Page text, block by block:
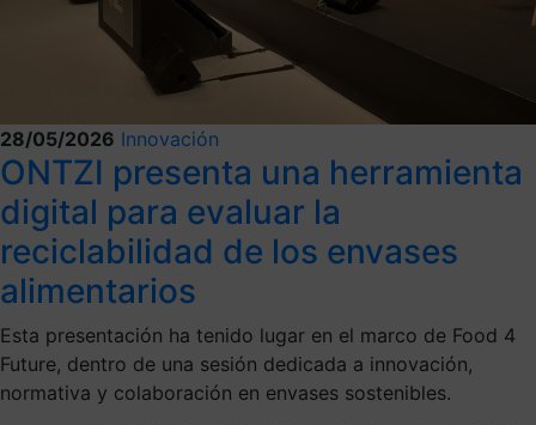
28/05/2026 Innovación
ONTZI presenta una herramienta
digital para evaluar la
reciclabilidad de los envases
alimentarios
Esta presentación ha tenido lugar en el marco de Food 4
Future, dentro de una sesión dedicada a innovación,
normativa y colaboración en envases sostenibles.